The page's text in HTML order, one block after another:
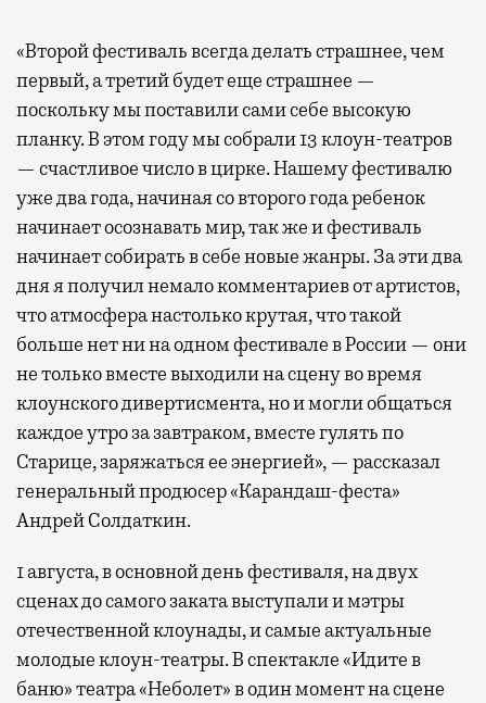
«Второй фестиваль всегда делать страшнее, чем
первый, а третий будет еще страшнее —
поскольку мы поставили сами себе высокую
планку. В этом году мы собрали 13 клоун-театров
— счастливое число в цирке. Нашему фестивалю
уже два года, начиная со второго года ребенок
начинает осознавать мир, так же и фестиваль
начинает собирать в себе новые жанры. За эти два
дня я получил немало комментариев от артистов,
что атмосфера настолько крутая, что такой
больше нет ни на одном фестивале в России — они
не только вместе выходили на сцену во время
клоунского дивертисмента, но и могли общаться
каждое утро за завтраком, вместе гулять по
Старице, заряжаться ее энергией», — рассказал
генеральный продюсер «Карандаш-феста»
Андрей Солдаткин.
1 августа, в основной день фестиваля, на двух
сценах до самого заката выступали и мэтры
отечественной клоунады, и самые актуальные
молодые клоун-театры. В спектакле «Идите в
баню» театра «Неболет» в один момент на сцене